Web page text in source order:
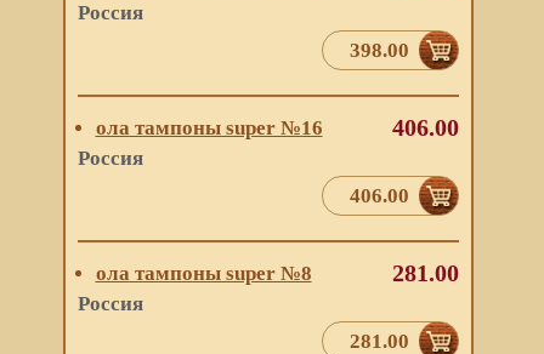
Россия
398.00
ола тампоны super №16
Россия
406.00
406.00
ола тампоны super №8
Россия
281.00
281.00